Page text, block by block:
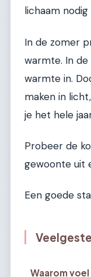
lichaam
In de zomer
warmte. In
warmte in.
maken in
je het hele
Probeer de
gewoonte uit
Een goede
Waarom